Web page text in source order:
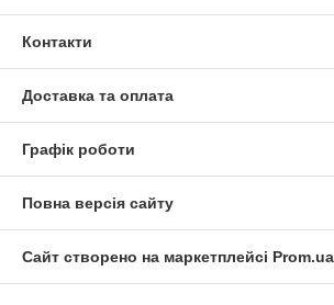
Контакти
Доставка та оплата
Графік роботи
Повна версія сайту
Сайт створено на маркетплейсі Prom.ua